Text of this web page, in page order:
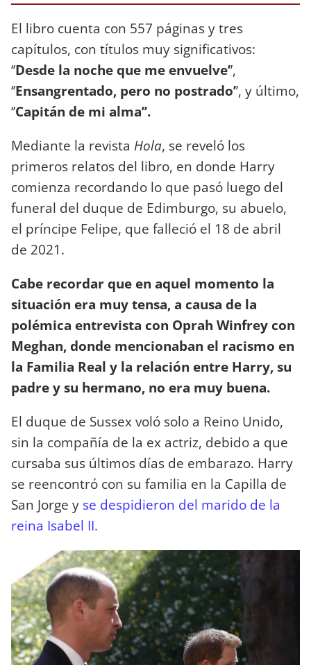
El libro cuenta con 557 páginas y tres
capítulos, con títulos muy significativos:
‘’Desde la noche que me envuelve’’,
‘’Ensangrentado, pero no postrado’’, y último,
‘’Capitán de mi alma’’.
Mediante la revista Hola, se reveló los
primeros relatos del libro, en donde Harry
comienza recordando lo que pasó luego del
funeral del duque de Edimburgo, su abuelo,
el príncipe Felipe, que falleció el 18 de abril
de 2021.
Cabe recordar que en aquel momento la
situación era muy tensa, a causa de la
polémica entrevista con Oprah Winfrey con
Meghan, donde mencionaban el racismo en
la Familia Real y la relación entre Harry, su
padre y su hermano, no era muy buena.
El duque de Sussex voló solo a Reino Unido,
sin la compañía de la ex actriz, debido a que
cursaba sus últimos días de embarazo. Harry
se reencontró con su familia en la Capilla de
San Jorge y se despidieron del marido de la
reina Isabel II.